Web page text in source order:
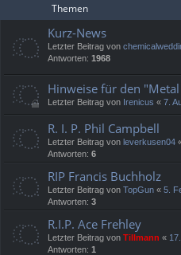
Themen
Kurz-News
Letzter Beitrag von
Antworten: 1968
Hinweise für den
Letzter Beitrag von Irenicus « 7.
R. I. P. Phil Campbell
Letzter Beitrag von leverkusen04
Antworten: 6
RIP Francis Buchholz
Letzter Beitrag von TopGun « 5.
Antworten: 3
R.I.P. Ace Frehley
Letzter Beitrag von Tillmann «
Antworten: 1